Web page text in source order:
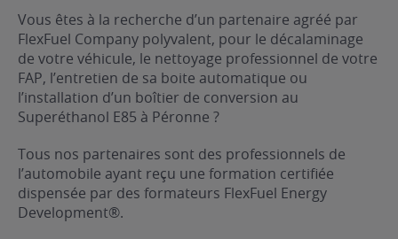
le Décalaminage
?
du carburant avec
le Superéthanol
garagiste
garagiste
Vous êtes à la recherche d’un partenaire agréé par
FlexFuel Company polyvalent, pour le décalaminage
de votre véhicule, le nettoyage professionnel de votre
FAP, l’entretien de sa boite automatique ou
l’installation d’un boîtier de conversion au
Superéthanol E85 à Péronne ?
Tous nos partenaires sont des professionnels de
l’automobile ayant reçu une formation certifiée
dispensée par des formateurs FlexFuel Energy
Development®.